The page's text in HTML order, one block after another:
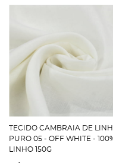
TECIDO CAMBRAIA DE
PURO 05 - OFF WHITE -
LINHO 150G